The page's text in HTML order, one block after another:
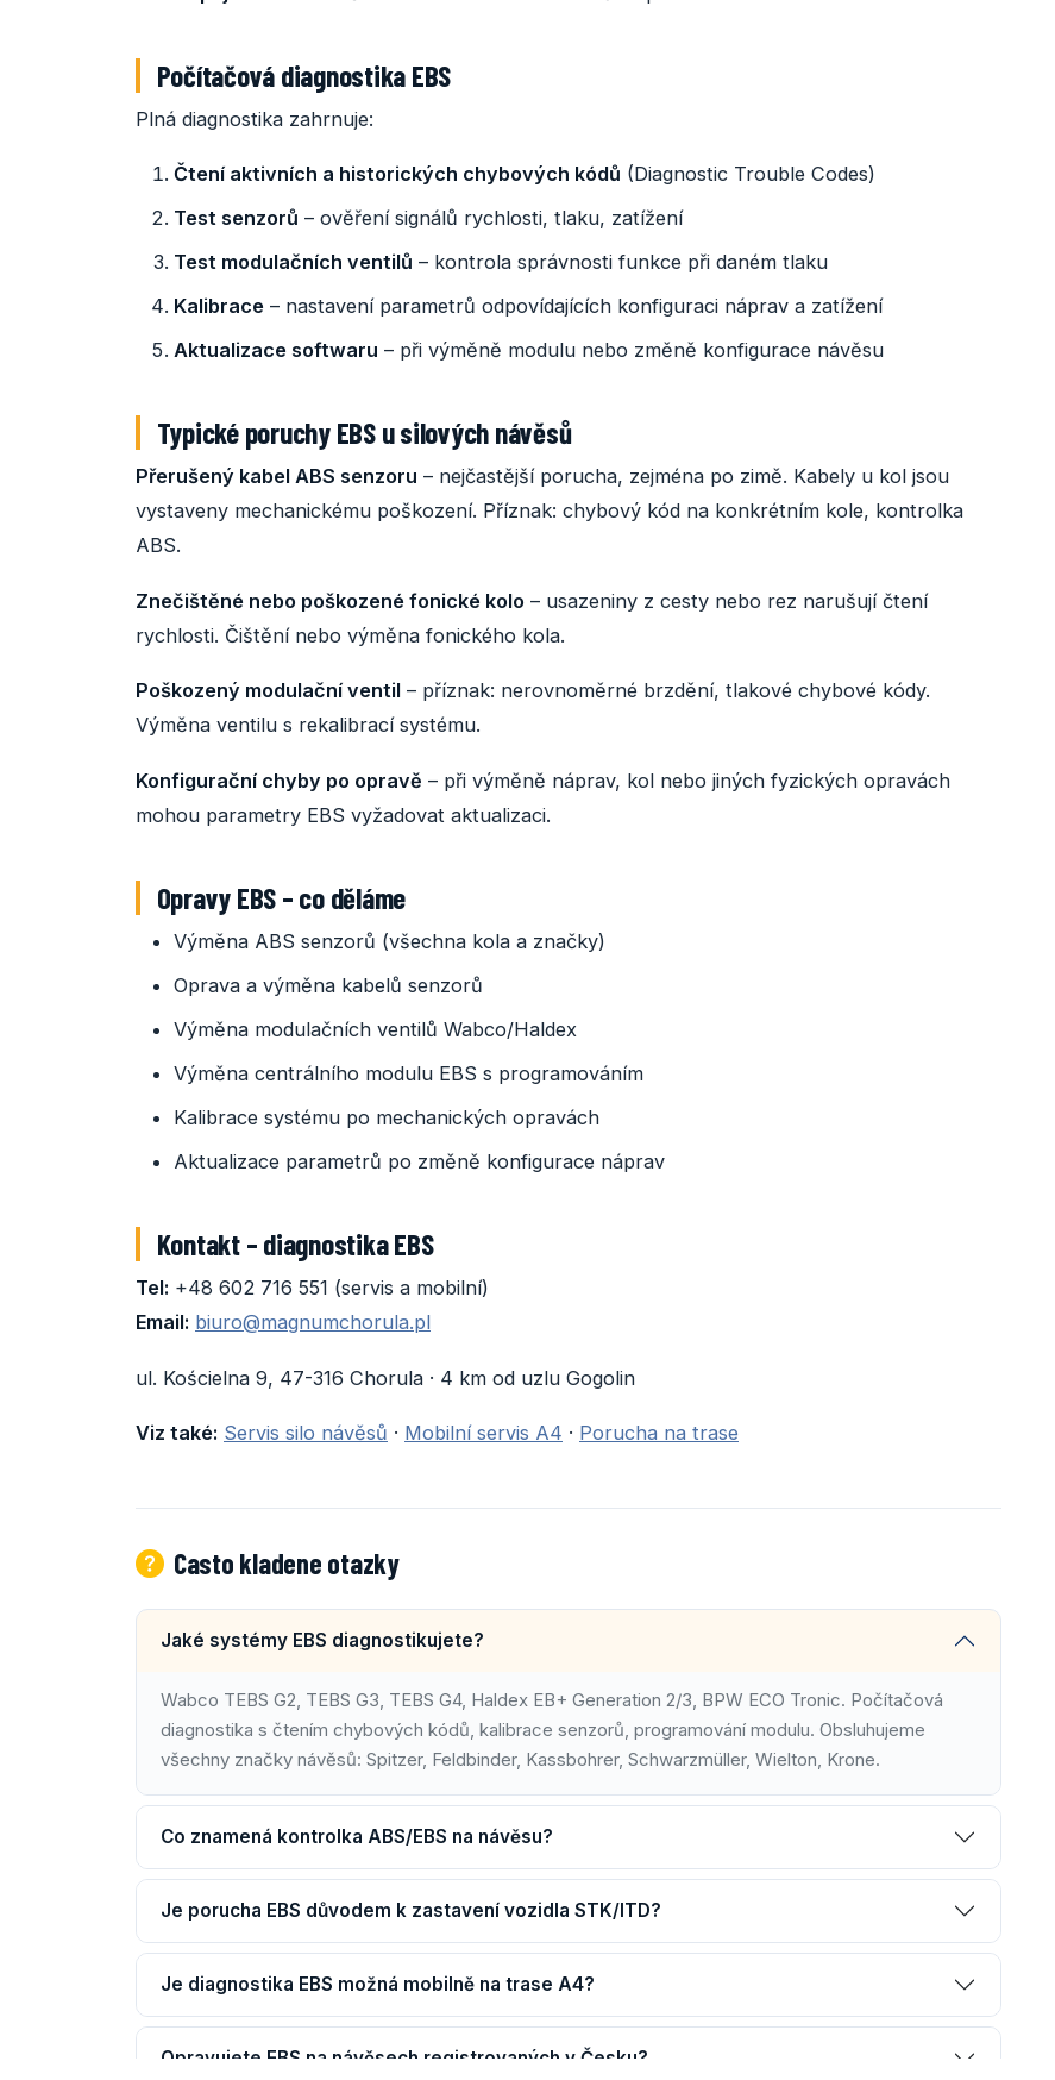
Počítačová diagnostika EBS
Plná diagnostika zahrnuje:
Čtení aktivních a historických chybových kódů (Diagnostic Trouble Codes)
Test senzorů – ověření signálů rychlosti, tlaku, zatížení
Test modulačních ventilů – kontrola správnosti funkce při daném tlaku
Kalibrace – nastavení parametrů odpovídajících konfiguraci náprav a zatížení
Aktualizace softwaru – při výměně modulu nebo změně konfigurace návěsu
Typické poruchy EBS u silových návěsů
Přerušený kabel ABS senzoru – nejčastější porucha, zejména po zimě. Kabely u kol jsou
vystaveny mechanickému poškození. Příznak: chybový kód na konkrétním kole, kontrolka
ABS.
Znečištěné nebo poškozené fonické kolo – usazeniny z cesty nebo rez narušují čtení
rychlosti. Čištění nebo výměna fonického kola.
Poškozený modulační ventil – příznak: nerovnoměrné brzdění, tlakové chybové kódy.
Výměna ventilu s rekalibrací systému.
Konfigurační chyby po opravě – při výměně náprav, kol nebo jiných fyzických opravách
mohou parametry EBS vyžadovat aktualizaci.
Opravy EBS – co děláme
Výměna ABS senzorů (všechna kola a značky)
Oprava a výměna kabelů senzorů
Výměna modulačních ventilů Wabco/Haldex
Výměna centrálního modulu EBS s programováním
Kalibrace systému po mechanických opravách
Aktualizace parametrů po změně konfigurace náprav
Kontakt – diagnostika EBS
Tel: +48 602 716 551 (servis a mobilní)
Email: biuro@magnumchorula.pl
ul. Kościelna 9, 47-316 Chorula · 4 km od uzlu Gogolin
Viz také: Servis silo návěsů · Mobilní servis A4 · Porucha na trase
Casto kladene otazky
Jaké systémy EBS diagnostikujete?
Wabco TEBS G2, TEBS G3, TEBS G4, Haldex EB+ Generation 2/3, BPW ECO Tronic. Počítačová
diagnostika s čtením chybových kódů, kalibrace senzorů, programování modulu. Obsluhujeme
všechny značky návěsů: Spitzer, Feldbinder, Kassbohrer, Schwarzmüller, Wielton, Krone.
Co znamená kontrolka ABS/EBS na návěsu?
Je porucha EBS důvodem k zastavení vozidla STK/ITD?
Je diagnostika EBS možná mobilně na trase A4?
Opravujete EBS na návěsech registrovaných v Česku?